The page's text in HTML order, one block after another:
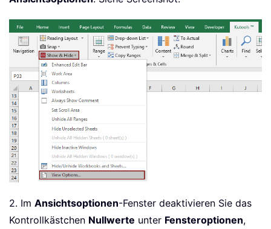
2. Im Ansichtsoptionen-Fenster deaktivieren Sie das
Kontrollkästchen Nullwerte unter Fensteroptionen,